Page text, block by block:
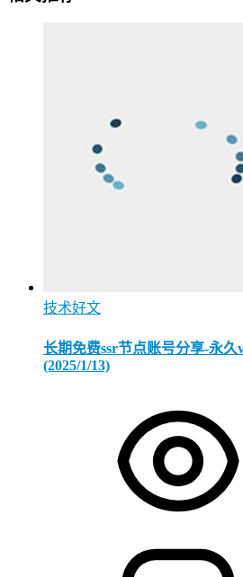
技术好文
长期免费ssr节点账号分享-永
(2025/1/13)